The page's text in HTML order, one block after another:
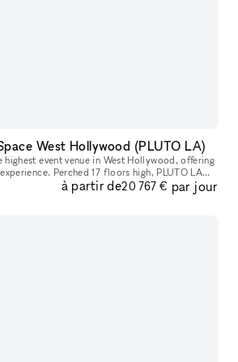
West Hollywood (PLUTO LA)
highest event venue in West Hollywood, offering
Perched 17 floors high, PLUTO LA
degree views, floor-to-ceiling win
à partir de20 767 € par jour